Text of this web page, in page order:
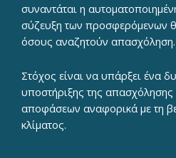
συναντάται η
σύζευξη των προσφερόμενων
όσους αναζητούν απασχόληση.
Στόχος είναι να υπάρξει ένα
υποστήριξης της
αποφάσεων αναφορικά με τη
κλίματος.